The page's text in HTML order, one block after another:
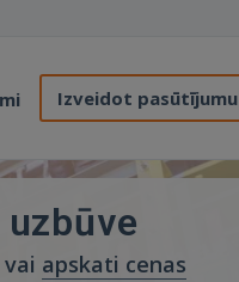
Izveidot pasūtījumu
vai apskati cenas